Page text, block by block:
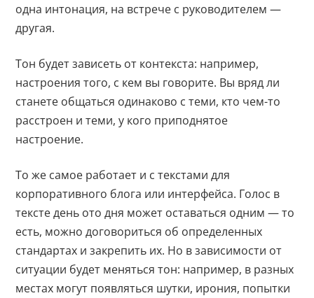
одна интонация, на встрече с руководителем —
другая.
Тон будет зависеть от контекста: например,
настроения того, с кем вы говорите. Вы вряд ли
станете общаться одинаково с теми, кто чем-то
расстроен и теми, у кого приподнятое
настроение.
То же самое работает и с текстами для
корпоративного блога или интерфейса. Голос в
тексте день ото дня может оставаться одним — то
есть, можно договориться об определенных
стандартах и закрепить их. Но в зависимости от
ситуации будет меняться тон: например, в разных
местах могут появляться шутки, ирония, попытки